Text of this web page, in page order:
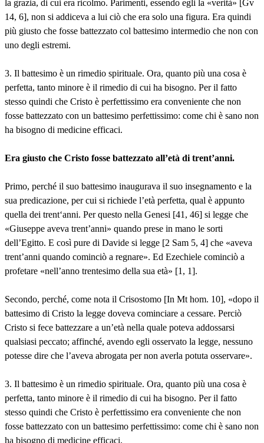
la grazia, di cui era ricolmo. Parimenti, essendo egli la «verità» [Gv
14, 6], non si addiceva a lui ciò che era solo una figura. Era quindi
più giusto che fosse battezzato col battesimo intermedio che non con
uno degli estremi.
3. Il battesimo è un rimedio spirituale. Ora, quanto più una cosa è
perfetta, tanto minore è il rimedio di cui ha bisogno. Per il fatto
stesso quindi che Cristo è perfettissimo era conveniente che non
fosse battezzato con un battesimo perfettissimo: come chi è sano non
ha bisogno di medicine efficaci.
Era giusto che Cristo fosse battezzato all’età di trent’anni.
Primo, perché il suo battesimo inaugurava il suo insegnamento e la
sua predicazione, per cui si richiede l’età perfetta, qual è appunto
quella dei trent‘anni. Per questo nella Genesi [41, 46] si legge che
«Giuseppe aveva trent’anni» quando prese in mano le sorti
dell’Egitto. E così pure di Davide si legge [2 Sam 5, 4] che «aveva
trent’anni quando cominciò a regnare». Ed Ezechiele cominciò a
profetare «nell’anno trentesimo della sua età» [1, 1].
Secondo, perché, come nota il Crisostomo [In Mt hom. 10], «dopo il
battesimo di Cristo la legge doveva cominciare a cessare. Perciò
Cristo si fece battezzare a un’età nella quale poteva addossarsi
qualsiasi peccato; affinché, avendo egli osservato la legge, nessuno
potesse dire che l’aveva abrogata per non averla potuta osservare».
3. Il battesimo è un rimedio spirituale. Ora, quanto più una cosa è
perfetta, tanto minore è il rimedio di cui ha bisogno. Per il fatto
stesso quindi che Cristo è perfettissimo era conveniente che non
fosse battezzato con un battesimo perfettissimo: come chi è sano non
ha bisogno di medicine efficaci.